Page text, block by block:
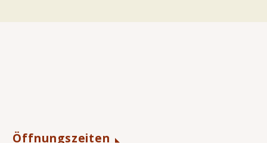
Öffnungszeiten